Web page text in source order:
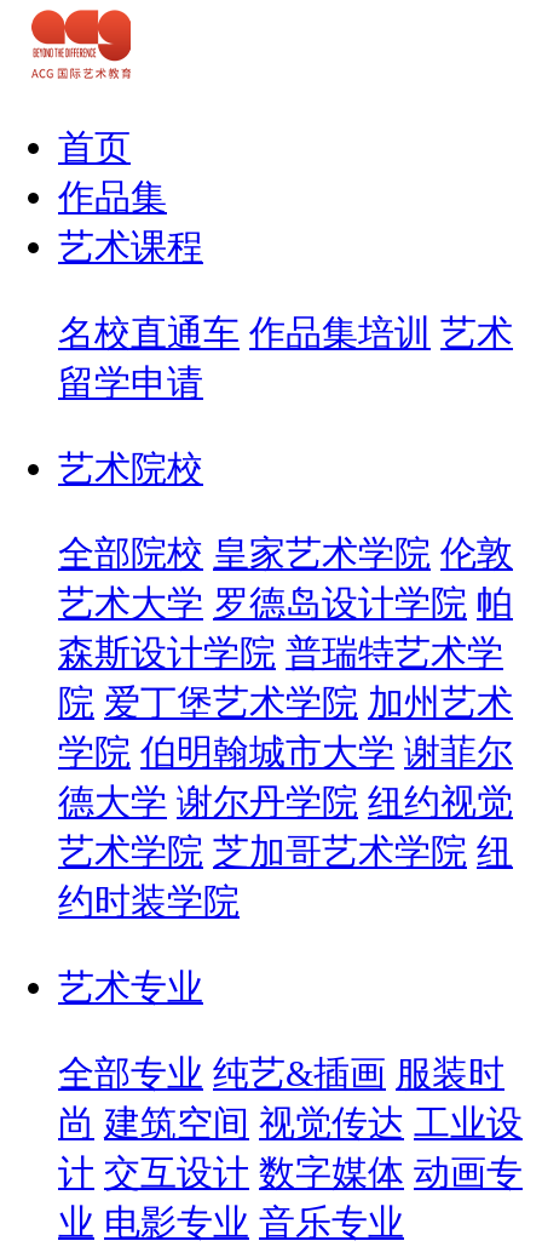
首页
作品集
艺术课程
名校直通车 作品集培训 艺术
留学申请
艺术院校
全部院校 皇家艺术学院 伦敦
艺术大学 罗德岛设计学院 帕
森斯设计学院 普瑞特艺术学
院 爱丁堡艺术学院 加州艺术
学院 伯明翰城市大学 谢菲尔
德大学 谢尔丹学院 纽约视觉
艺术学院 芝加哥艺术学院 纽
约时装学院
艺术专业
全部专业 纯艺&插画 服装时
尚 建筑空间 视觉传达 工业设
计 交互设计 数字媒体 动画专
业 电影专业 音乐专业